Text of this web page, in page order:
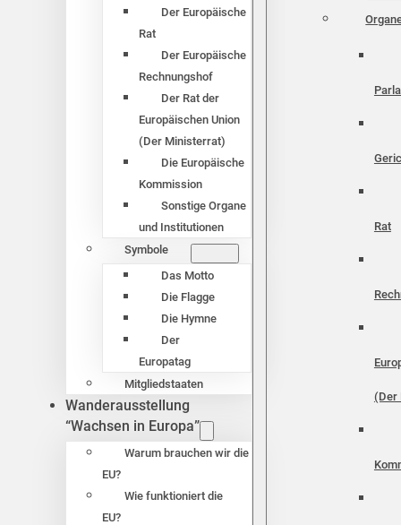
Der Europäische
Rat
Der Europäische
Rechnungshof
Der Rat der
Europäischen Union
(Der Ministerrat)
Die Europäische
Kommission
Sonstige Organe
und Institutionen
Symbole
Das Motto
Die Flagge
Die Hymne
Der
Europatag
Mitgliedstaaten
Wanderausstellung
“Wachsen in Europa”
Warum brauchen wir die
EU?
Wie funktioniert die
EU?
Rat
(Der